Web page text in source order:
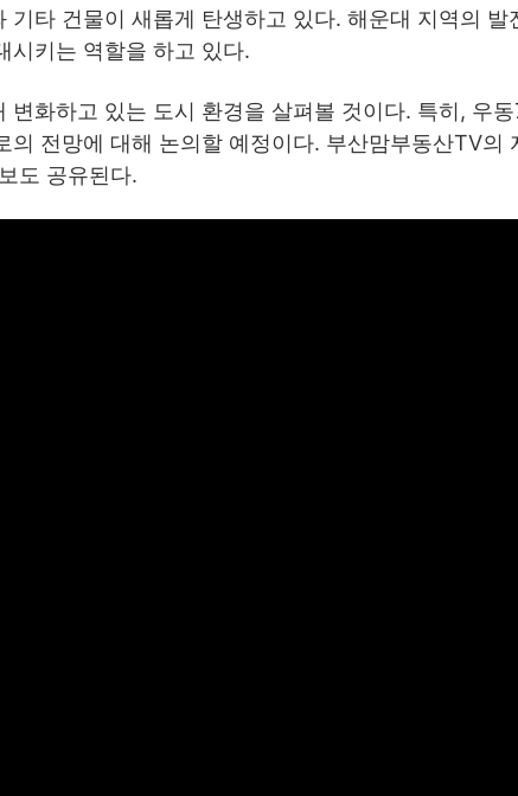
타 건물이 새롭게 탄생하고 있다. 해운대 지역의 발
시키는 역할을 하고 있다.
화하고 있는 도시 환경을 살펴볼 것이다. 특히, 우
전망에 대해 논의할 예정이다. 부산맘부동산TV의
도 공유된다.